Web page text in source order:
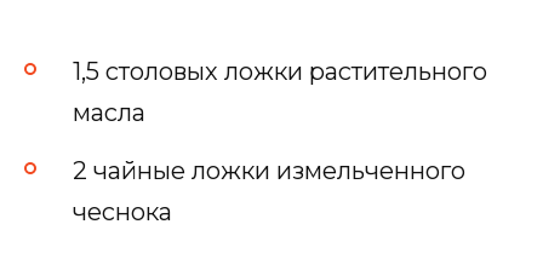
1,5 столовых ложки растительного
масла
2 чайные ложки измельченного
чеснока